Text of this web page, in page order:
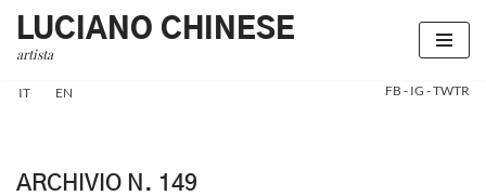
Vai
al
LUCIANO CHINESE
artista
IT EN FB - IG -TWTR
ARCHIVIO N. 149